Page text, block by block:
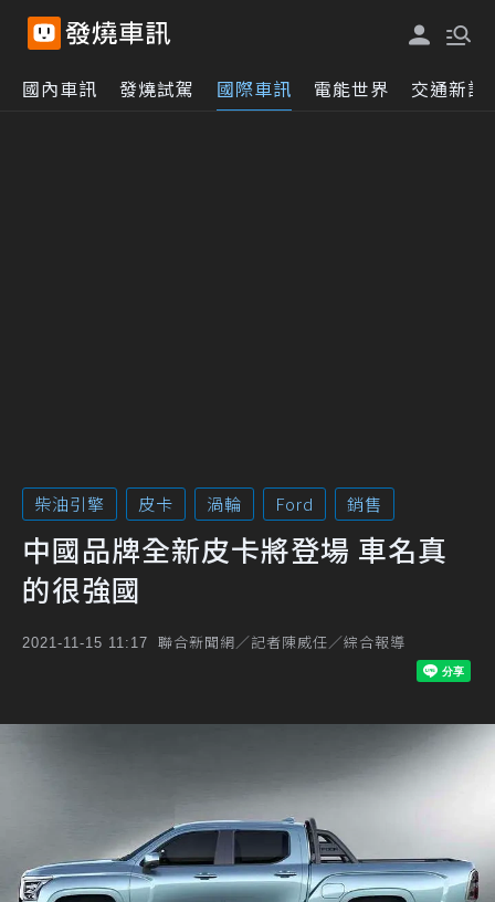
國內車訊 發燒試駕 國際車訊 電能世界 交通新訊
柴油引擎 皮卡 渦輪 Ford 銷售
中國品牌全新皮卡將登場 車名真
的很強國
2021-11-15 11:17 聯合新聞網／記者陳威任／綜合報導